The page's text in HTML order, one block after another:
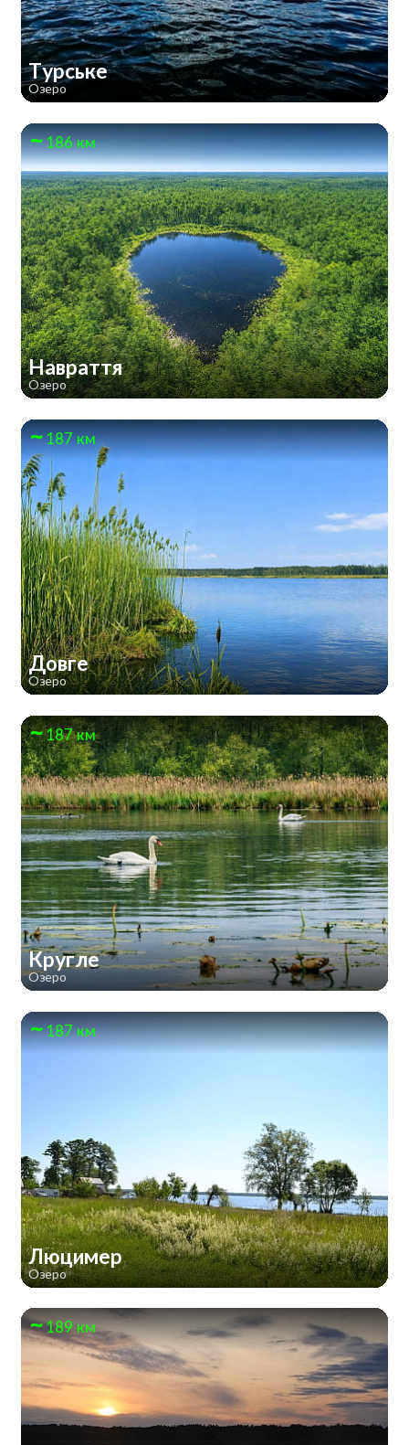
Турське
Озеро
186 км
Навраття
Озеро
187 км
Довге
Озеро
187 км
Кругле
Озеро
187 км
Люцимер
Озеро
189 км